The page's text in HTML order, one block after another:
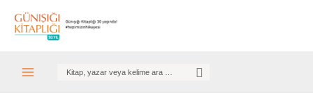
Search
for: